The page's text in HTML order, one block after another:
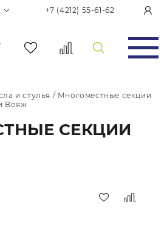
+7 (4212) 55-61-62
и стулья / Многоместные секции
Вояж
СЕКЦИИ